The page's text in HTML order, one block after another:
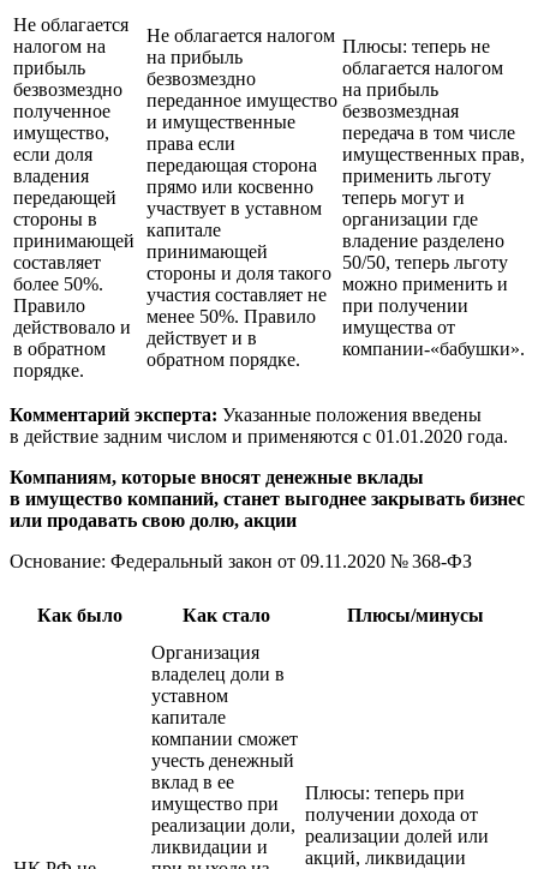
Не облагается
налогом на
прибыль
безвозмездно
полученное
имущество,
если доля
владения
передающей
стороны в
принимающей
составляет
более 50%.
Правило
действовало и
в обратном
порядке.
Не облагается налогом
на прибыль
безвозмездно
переданное имущество
и имущественные
права если
передающая сторона
прямо или косвенно
участвует в уставном
капитале
принимающей
стороны и доля такого
участия составляет не
менее 50%. Правило
действует и в
обратном порядке.
Плюсы: теперь не
облагается налогом
на прибыль
безвозмездная
передача в том числе
имущественных прав,
применить льготу
теперь могут и
организации где
владение разделено
50/50, теперь льготу
можно применить и
при получении
имущества от
компании-«бабушки».
Комментарий эксперта: Указанные положения введены
в действие задним числом и применяются с 01.01.2020 года.
Компаниям, которые вносят денежные вклады
в имущество компаний, станет выгоднее закрывать бизнес
или продавать свою долю, акции
Основание: Федеральный закон от 09.11.2020 № 368-ФЗ
Как было Как стало Плюсы/минусы
Организация
владелец доли в
уставном
капитале
компании сможет
учесть денежный
вклад в ее
имущество при
реализации доли,
ликвидации и
Плюсы: теперь при
получении дохода от
реализации долей или
акций, ликвидации